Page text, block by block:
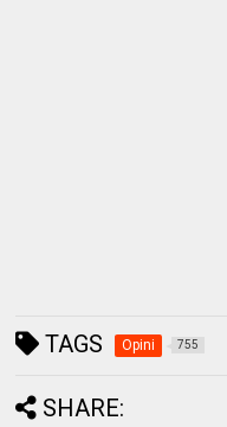
TAGS Opini 755
SHARE: